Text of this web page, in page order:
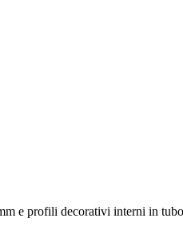
e profili decorativi interni in